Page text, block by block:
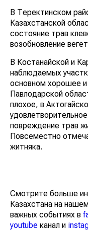
В Теректинском
Казахстанской
состояние трав
возобновление
В Костанайской и
наблюдаемых
основном хорошее
Павлодарской
плохое, в
повреждение трав
Повсеместно
житняка.
Смотрите больше
Казахстана на
важных событиях в
youtube канал и